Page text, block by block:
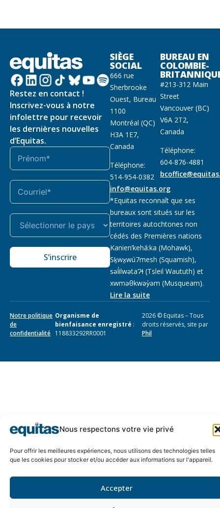
Nous respectons votre vie privé
Pour offrir les meilleures expériences, nous utilisons des technologies telles
que les cookies pour stocker et/ou accéder aux informations sur l'appareil.
Accepter
Restez en contact !
Inscrivez-vous à notre
infolettre pour recevoir
les dernières nouvelles
d’Equitas.
S’inscrire
SIÈGE
SOCIAL
666 rue
Sherbrooke
Ouest, Bureau
1100
Montréal (QC)
H3A 1E7,
Canada
Téléphone:
514-954-0382
info@equitas.org
BUREAU EN
COLOMBIE-
#213-312 Main
Street
Vancouver (BC)
V6A 2T2,
Canada
Téléphone:
604-876-4881
*Equitas reconnaît que ses
bureaux sont situés sur les
territoires autochtones non
cédés des Premières nations
Kanien’kehá:ka (Mohawk),
Sḵwx̱wú7mesh (Squamish),
səl̓ilwətaɁɬ (Tsleil Waututh) et
xwməθkwəy̓əm (Musqueam).
Lire la suite
Notre politique
de
confidentialité
Organisme de
bienfaisance enregistré :
118833292RR0001
2026 © Equitas – Tous
droits réservés, site par
Phil